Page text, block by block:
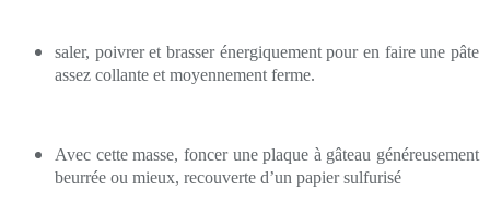
saler, poivrer et brasser énergiquement pour en faire une pâte
assez collante et moyennement ferme.
Avec cette masse, foncer une plaque à gâteau généreusement
beurrée ou mieux, recouverte d’un papier sulfurisé